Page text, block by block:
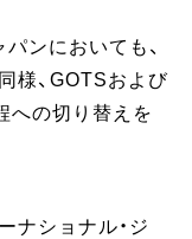
ンにおいても、
様、GOTSおよび
への切り替えを
ナショナル・ジ